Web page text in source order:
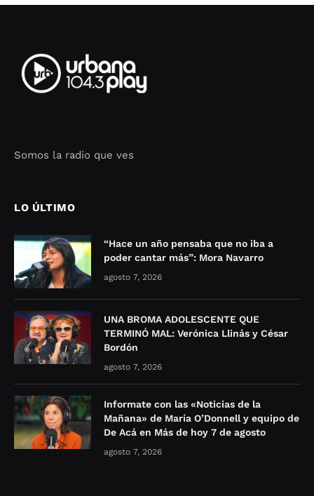
Somos la radio que ves
LO ÚLTIMO
“Hace un año pensaba que no iba a
poder cantar más”: Mora Navarro
agosto 7, 2026
UNA BROMA ADOLESCENTE QUE
TERMINÓ MAL: Verónica Llinás y César
Bordón
agosto 7, 2026
Informate con las «Noticias de la
Mañana» de María O’Donnell y equipo de
De Acá en Más de hoy 7 de agosto
agosto 7, 2026